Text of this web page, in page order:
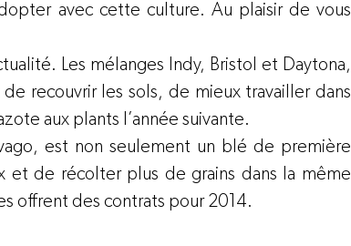
avec cette culture. Au plaisir de vous
Les mélanges Indy, Bristol et Daytona,
recouvrir les sols, de mieux travailler dans
aux plants l’année suivante.
est non seulement un blé de première
et de récolter plus de grains dans la même
offrent des contrats pour 2014.